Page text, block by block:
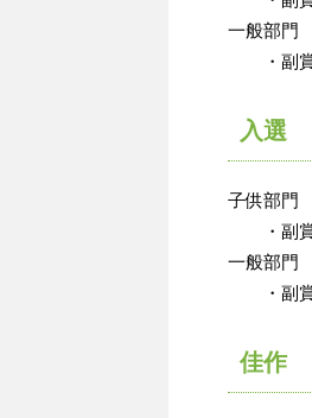
一般部門
・副賞
入選
子供部門
・副賞
一般部門
・副賞
佳作